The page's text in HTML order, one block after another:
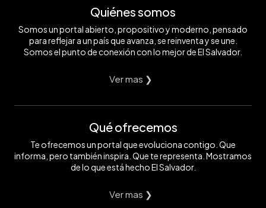
Quiénes somos
Somos un portal abierto, propositivo y moderno, pensado
para reflejar a un país que avanza, se reinventa y se une.
Somos el punto de conexión con lo mejor de El Salvador.
Ver mas ❯
Qué ofrecemos
Te ofrecemos un portal que evoluciona contigo. Que
informa, pero también inspira. Que te representa. Mostramos
de lo que está hecho El Salvador.
Ver mas ❯